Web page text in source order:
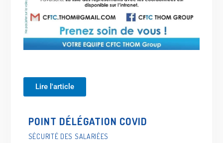
Lire l'article
POINT DÉLÉGATION COVID
SÉCURITÉ DES SALARIÉES